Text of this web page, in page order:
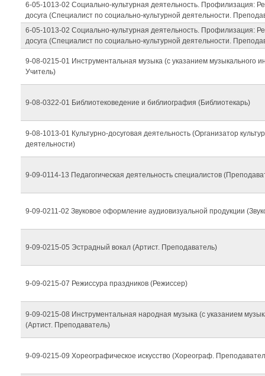
6-05-1013-02 Социально-культурная деятельность. Профилизация:
досуга (Специалист по социально-культурной деятельности.
6-05-1013-02 Социально-культурная деятельность. Профилизация:
досуга (Специалист по социально-культурной деятельности.
9-08-0215-01 Инструментальная музыка (с указанием музыкального
Учитель)
9-08-0322-01 Библиотековедение и библиография (Библиотекарь)
9-08-1013-01 Культурно-досуговая деятельность (Организатор
деятельности)
9-09-0114-13 Педагогическая деятельность специалистов
9-09-0211-02 Звуковое оформление аудиовизуальной продукции
9-09-0215-05 Эстрадный вокал (Артист. Преподаватель)
9-09-0215-07 Режиссура праздников (Режиссер)
9-09-0215-08 Инструментальная народная музыка (с указанием
(Артист. Преподаватель)
9-09-0215-09 Хореографическое искусство (Хореограф.